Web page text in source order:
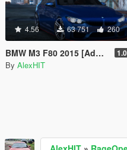
4.56 63 751 260
BMW M3 F80 2015 [Add-On / Replace] 1.0
By AlexHIT